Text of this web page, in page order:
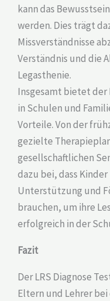
kann das
werden. Dies trägt
Missverständnisse
Verständnis und die
Legasthenie.
Insgesamt bietet der
in Schulen und
Vorteile. Von der
gezielte
gesellschaftlichen
dazu bei, dass
Unterstützung und
brauchen, um ihre
erfolgreich in der
Fazit
Der LRS Diagnose
Eltern und Lehrer